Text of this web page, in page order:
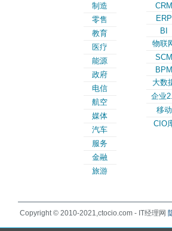
制造
零售
教育
医疗
能源
政府
电信
航空
媒体
汽车
服务
金融
旅游
CRM
ERP
BI
物联
SCM
BPM
大数
企业
移动
CIO
Copyright © 2010-2021,ctocio.com - IT经理网